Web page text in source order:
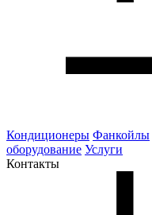
Кондиционеры Фанкойлы
оборудование Услуги
Контакты